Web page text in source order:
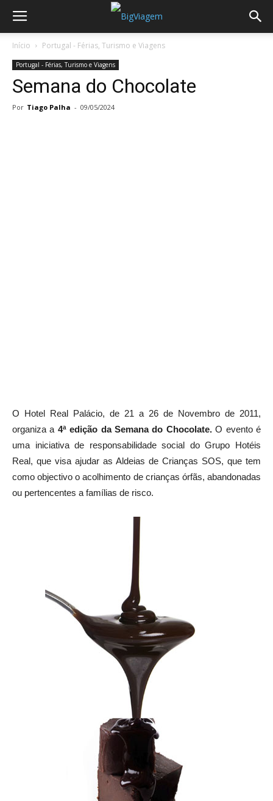
Início Portugal - Férias, Turismo e Viagens
Portugal - Férias, Turismo e Viagens
Semana do Chocolate
Por Tiago Palha - 09/05/2024
O Hotel Real Palácio, de 21 a 26 de Novembro de 2011,
organiza a 4ª edição da Semana do Chocolate.O evento é
uma iniciativa de responsabilidade social do Grupo Hotéis
Real, que visa ajudar as Aldeias de Crianças SOS, que tem
como objectivo o acolhimento de crianças órfãs, abandonadas
ou pertencentes a famílias de risco.